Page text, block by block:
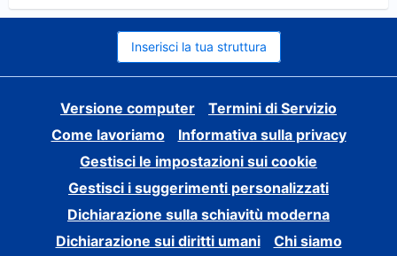
Inserisci la tua struttura
Versione computer
Termini di Servizio
Come lavoriamo
Informativa sulla privacy
Gestisci le impostazioni sui cookie
Gestisci i suggerimenti personalizzati
Dichiarazione sulla schiavitù moderna
Dichiarazione sui diritti umani
Chi siamo